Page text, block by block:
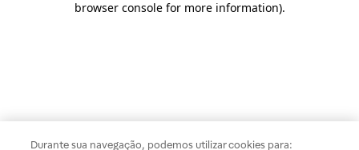
browser console for more information).
Durante sua navegação, podemos utilizar cookies para: